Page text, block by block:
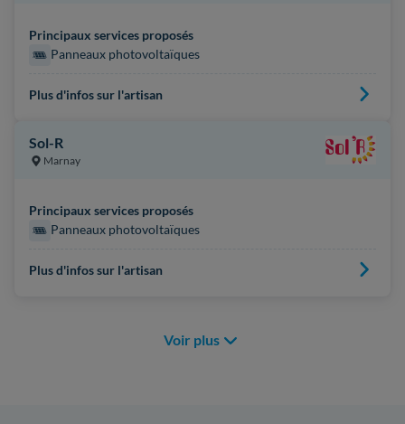
Principaux services proposés
Panneaux photovoltaïques
Plus d'infos sur l'artisan
Sol-R
Marnay
Principaux services proposés
Panneaux photovoltaïques
Plus d'infos sur l'artisan
Voir plus